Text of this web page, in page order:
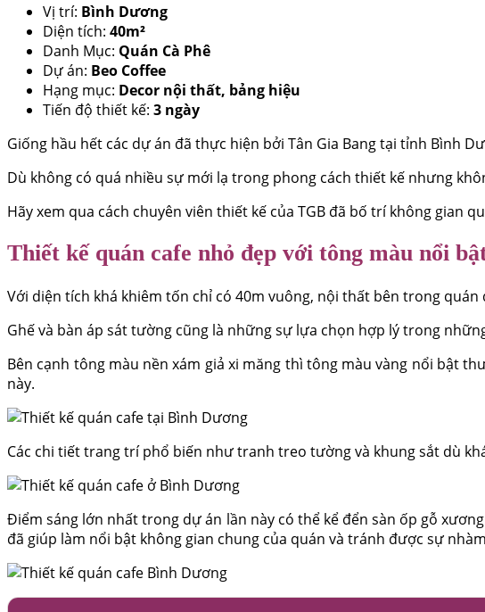
Vị trí: Bình Dương
Diện tích: 40m²
Danh Mục: Quán Cà Phê
Dự án: Beo Coffee
Hạng mục: Decor nội thất, bảng hiệu
Tiến độ thiết kế: 3 ngày
Giống hầu hết các dự án đã thực hiện bởi Tân Gia Bang tại tỉnh Bình
Dù không có quá nhiều sự mới lạ trong phong cách thiết kế nhưng
Hãy xem qua cách chuyên viên thiết kế của TGB đã bố trí không gian
Thiết kế quán cafe nhỏ đẹp với tông màu nổi
Với diện tích khá khiêm tốn chỉ có 40m vuông, nội thất bên trong
Ghế và bàn áp sát tường cũng là những sự lựa chọn hợp lý trong
Bên cạnh tông màu nền xám giả xi măng thì tông màu vàng nổi bật
này.
Các chi tiết trang trí phổ biến như tranh treo tường và khung sắt dù
Điểm sáng lớn nhất trong dự án lần này có thể kể đển sàn ốp gỗ
đã giúp làm nổi bật không gian chung của quán và tránh được sự